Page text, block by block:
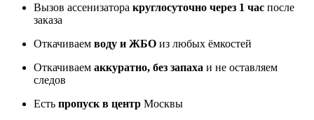
Вызов ассенизатора круглосуточно через 1 час после
заказа
Откачиваем воду и ЖБО из любых ёмкостей
Откачиваем аккуратно, без запаха и не оставляем
следов
Есть пропуск в центр Москвы